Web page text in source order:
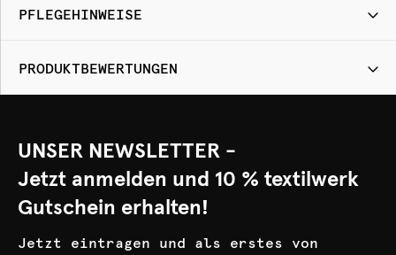
PFLEGEHINWEISE
PRODUKTBEWERTUNGEN
UNSER NEWSLETTER -
Jetzt anmelden und 10 % textilwerk
Gutschein erhalten!
Jetzt eintragen und als erstes von